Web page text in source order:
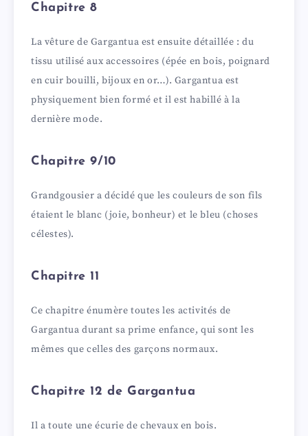
Chapitre 8
La vêture de Gargantua est ensuite détaillée : du
tissu utilisé aux accessoires (épée en bois, poignard
en cuir bouilli, bijoux en or…). Gargantua est
physiquement bien formé et il est habillé à la
dernière mode.
Chapitre 9/10
Grandgousier a décidé que les couleurs de son fils
étaient le blanc (joie, bonheur) et le bleu (choses
célestes).
Chapitre 11
Ce chapitre énumère toutes les activités de
Gargantua durant sa prime enfance, qui sont les
mêmes que celles des garçons normaux.
Chapitre 12 de Gargantua
Il a toute une écurie de chevaux en bois.